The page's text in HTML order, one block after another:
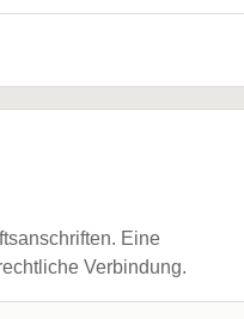
Eine
Verbindung.